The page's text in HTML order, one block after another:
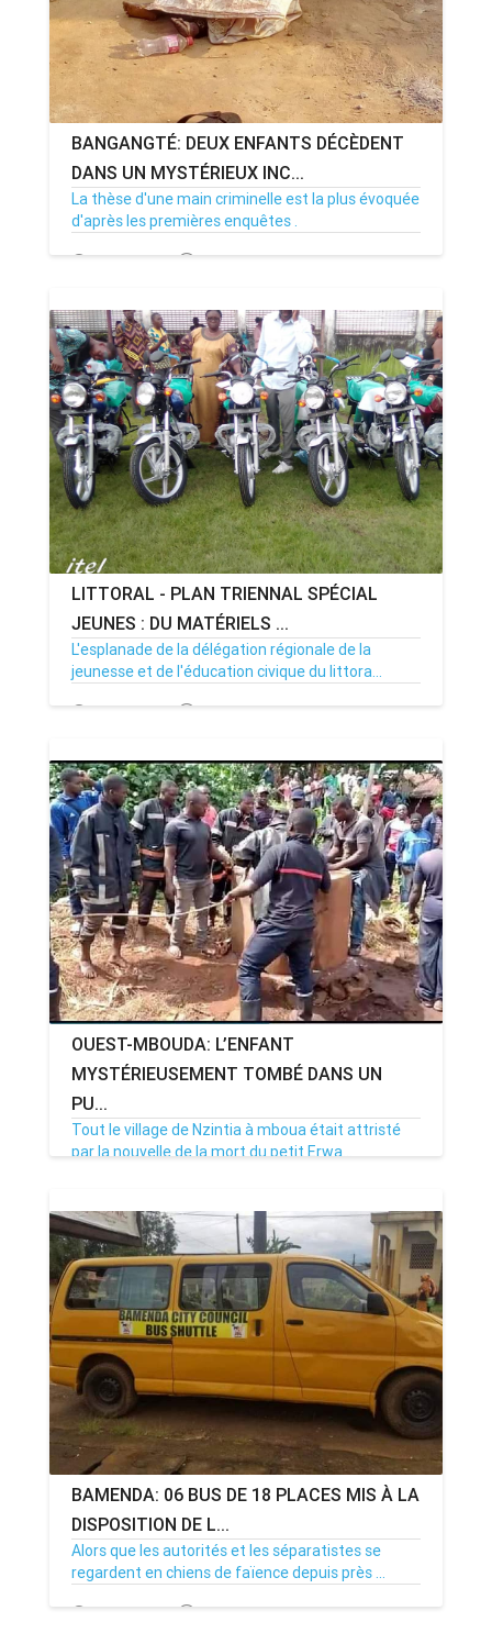
BANGANGTÉ: DEUX ENFANTS DÉCÈDENT
DANS UN MYSTÉRIEUX INC...
La thèse d'une main criminelle est la plus évoquée
d'après les premières enquêtes .
18/02/21 Par Adjahoung 18
LITTORAL - PLAN TRIENNAL SPÉCIAL
JEUNES : DU MATÉRIELS ...
L'esplanade de la délégation régionale de la
jeunesse et de l'éducation civique du littora...
17/11/20 Par Adjahoung 8
OUEST-MBOUDA: L’ENFANT
MYSTÉRIEUSEMENT TOMBÉ DANS UN
PU...
Tout le village de Nzintia à mboua était attristé
par la nouvelle de la mort du petit Erwa...
BAMENDA: 06 BUS DE 18 PLACES MIS À LA
DISPOSITION DE L...
Alors que les autorités et les séparatistes se
regardent en chiens de faïence depuis près ...
26/09/20 Par Adjahoung 0